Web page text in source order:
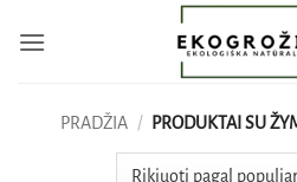
PRADŽIA / PRODUKTAI SU